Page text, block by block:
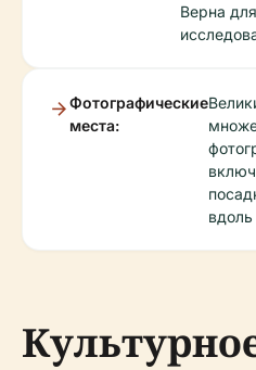
Верна
Фотографические
места: